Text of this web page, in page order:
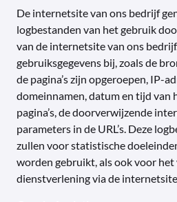
De internetsite van ons bedrijf
logbestanden van het gebruik
van de internetsite van ons
gebruiksgegevens bij, zoals de
de pagina’s zijn opgeroepen, IP-
domeinnamen, datum en tijd van
pagina’s, de doorverwijzende
parameters in de URL’s. Deze
zullen voor statistische
worden gebruikt, als ook voor
dienstverlening via de